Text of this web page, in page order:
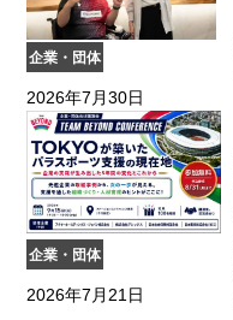
企業・団体
2026年7月30日
企業・団体
2026年7月21日